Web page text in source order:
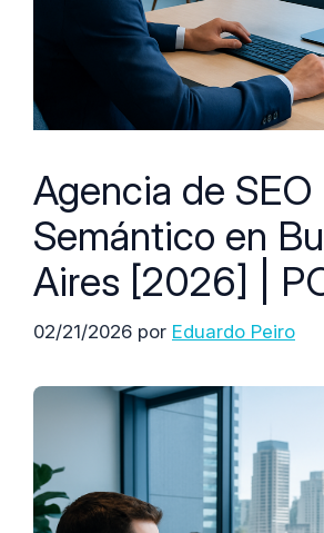
Agencia de SEO
Semántico en
Aires [2026] |
02/21/2026 por Eduardo Peiro